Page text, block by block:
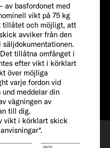
av basfordonet med
vikt på 75 kg
tillåtet och möjligt, att
avviker från den
säljdokumentationen.
tillåtna omfånget i
efter vikt i körklart
över möjliga
varje fordon vid
meddelar din
vägningen av
till dig.
vikt i körklart skick
kr.